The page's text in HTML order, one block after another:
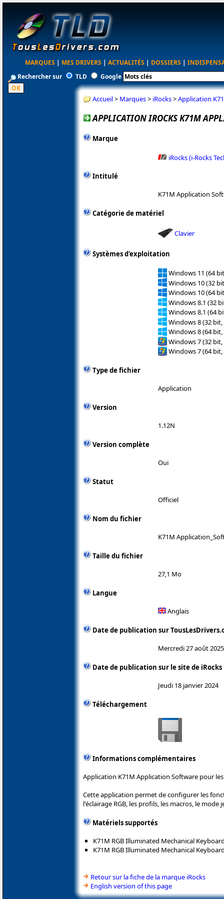
MARQUES | MES DRIVERS | ACTUALITÉS | DOSSIERS |
Rechercher sur
TLD Google
Accueil> Marques> iRocks>Application
APPLICATION IROCKS K71M
Marque
iRocks (i-Rocks
Intitulé
K71M Application
Catégorie de matériel
Clavier
Systèmes d'exploitation
Windows 11 (64
Windows 10 (32
Windows 10 (64
Windows 8.1 (32
Windows 8.1 (64
Windows 8 (32 bit,
Windows 8 (64 bit,
Windows 7 (32 bit,
Windows 7 (64 bit,
Type de fichier
Application
Version
1.12N
Version complète
Oui
Statut
Officiel
Nom du fichier
K71M
Taille du fichier
27,1 Mo
Langue
Anglais
Date de publication sur
Mercredi 27 août 2025
Date de publication sur le site de iRocks
Jeudi 18 janvier 2024
Téléchargement
Informations complémentaires
Application K71M Application Software pour les
Cette application permet de configurer les
l'éclairage RGB, les profils, les macros, le mode
Matériels supportés
K71M RGB Illuminated Mechanical
K71M RGB Illuminated Mechanical
Retour sur la fiche de la marque iRocks
English version of this page